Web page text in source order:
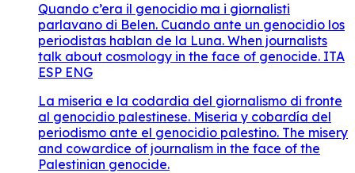
Quando c’era il genocidio ma i giornalisti
parlavano di Belen. Cuando ante un genocidio los
periodistas hablan de la Luna. When journalists
talk about cosmology in the face of genocide. ITA
ESP ENG
La miseria e la codardia del giornalismo di fronte
al genocidio palestinese. Miseria y cobardía del
periodismo ante el genocidio palestino. The misery
and cowardice of journalism in the face of the
Palestinian genocide.